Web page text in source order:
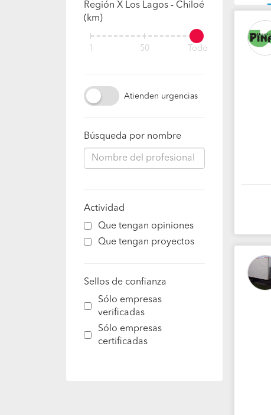
Región X Los Lagos - Chiloé
(km)
1 50 Todo
Atienden urgencias
Búsqueda por nombre
Actividad
Que tengan opiniones
Que tengan proyectos
Sellos de confianza
Sólo empresas
verificadas
Sólo empresas
certificadas